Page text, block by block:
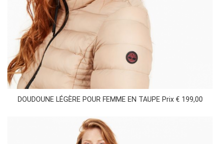
DOUDOUNE LÉGÈRE POUR FEMME EN TAUPE Prix € 199,00